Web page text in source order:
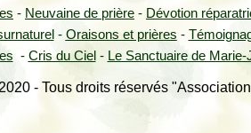
- Neuvaine de prière - Dévotion
- Oraisons et prières -
- Cris du Ciel - Le Sanctuaire de Marie-
2020 - Tous droits réservés